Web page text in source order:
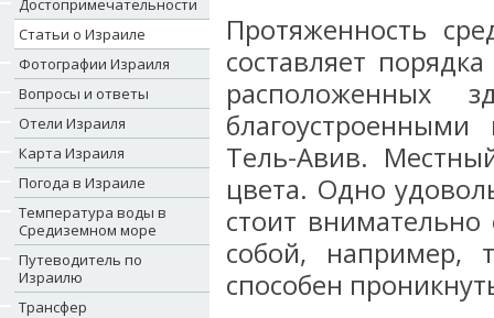
Достопримечательности
Статьи о Израиле
Фотографии Израиля
Вопросы и ответы
Отели Израиля
Карта Израиля
Погода в Израиле
Температура воды в
Средиземном море
Путеводитель по
Израилю
Трансфер
Протяженность
составляет
расположенных
Тель-Авив.
цвета. Одно
стоит
собой, например,
способен